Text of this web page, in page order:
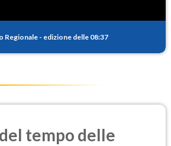
Regionale - edizione delle 08:37
tempo delle